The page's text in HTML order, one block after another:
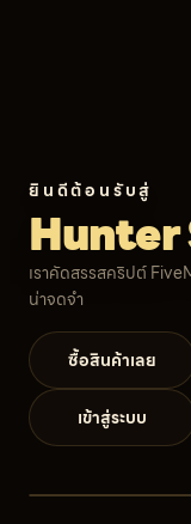
ยินดีต้อนรับสู่
Hunter
เราคัดสรรสคริปต์
น่าจดจำ
ซื้อสินค้าเลย
เข้าสู่ระบบ